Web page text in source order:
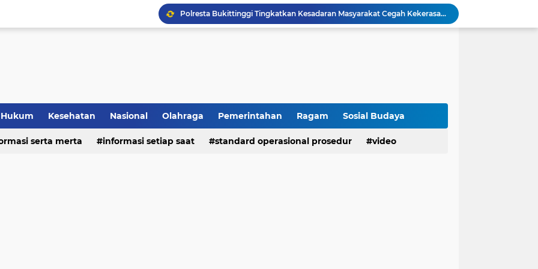
Polresta Bukittinggi Tingkatkan Kesadaran Masyarakat Cegah Kekerasan terhadap Perempuan dan TPPO
Raih IKPA 100, Polresta Bukittinggi Buktikan Pengelolaan Anggaran yang Profesional dan Akuntabel
Tanamkan Kesadaran Sejak Dini, Binmas Polresta Bukittinggi Sosialisasikan Bahaya NAPZA di SMPN 1 Bukittinggi
Hukum Kesehatan Nasional Olahraga Pemerintahan Ragam Sosial Budaya
serta merta informasi setiap saat standard operasional prosedur video